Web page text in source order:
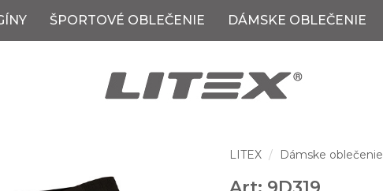
ŠPORTOVÉ OBLEČENIE DÁMSKE OBLEČENIE
LITEX Dámske oblečenie